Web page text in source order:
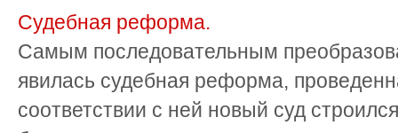
Судебная реформа.
Самым последовательным
явилась судебная реформа,
соответствии с ней новый суд